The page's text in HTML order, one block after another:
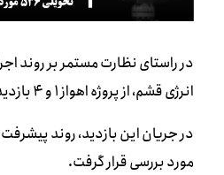
در راستای نظارت مستمر بر
انرژی قشم، از پروژه اهواز ۱ و ۴ بازدید به عمل آوردند.
مورد بررسی قرار گرفت.